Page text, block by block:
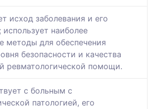
исход заболевания и его
наиболее
методы для обеспечения
безопасности и качества
ревматологической помощи.
с больным с
патологией, его